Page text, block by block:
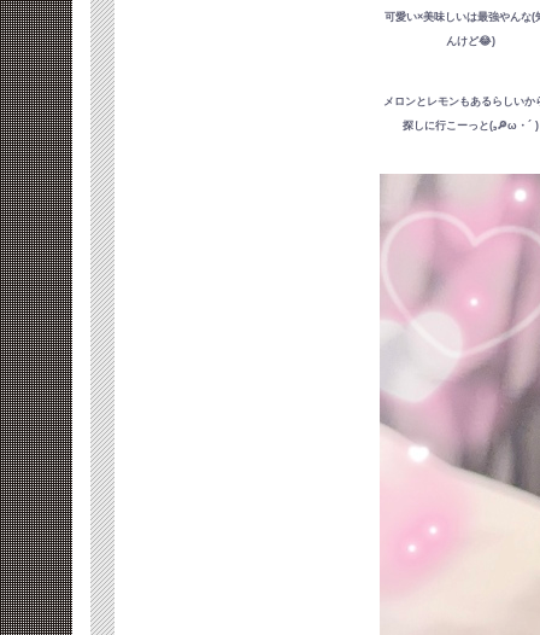
可愛い×美味しいは最強やんな(
んけど😂)
メロンとレモンもあるらしいか
探しに行こーっと(꜆🔎ω・´ )